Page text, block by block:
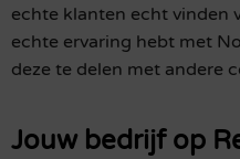
echte klanten echt vinden
echte ervaring hebt met
deze te delen met andere
Jouw bedrijf op